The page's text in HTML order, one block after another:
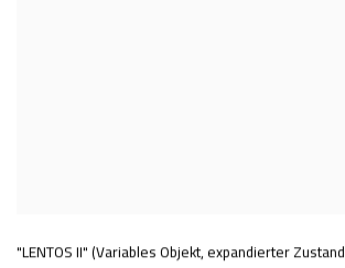
"LENTOS II" (Variables Objekt, expandierter